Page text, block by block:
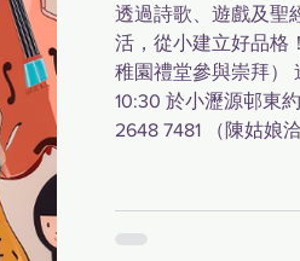
透過詩歌、遊戲及聖
活，從小建立好品格
稚園禮堂參與崇拜）
10:30 於小瀝源邨東
2648 7481 （陳姑娘